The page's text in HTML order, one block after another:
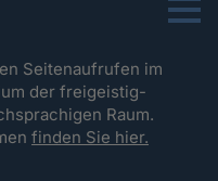
Menu
Seitenaufrufen im
der freigeistig-
Raum.
finden Sie hier.